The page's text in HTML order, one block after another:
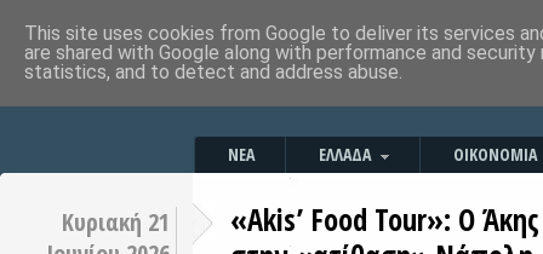
ΝΕΑ ΕΛΛΑΔΑ ΟΙΚΟΝΟΜΙΑ
Κυριακή 21
«Akis’ Food Tour»: Ο Άκης
This site uses cookies from Google to deliver its services
are shared with Google along with performance and
statistics, and to detect and address abuse.